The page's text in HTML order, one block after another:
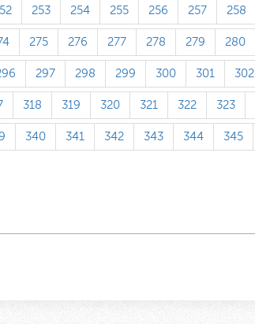
253 254 255 256 257 258
275 276 277 278 279 280
297 298 299 300 301 302
318 319 320 321 322 323
340 341 342 343 344 345